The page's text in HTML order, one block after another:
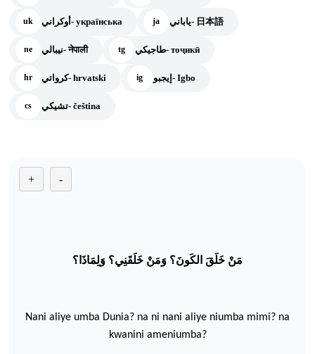
uk أوكراني- українська ja ياباني- 日本語
ne نيبالي- नेपाली tg طاجيكي- тоҷикӣ
hr كرواتي- hrvatski ig إيجبو- Igbo
cs تشيكي- čeština
+ -
مَنْ خَلَقَ الكَونَ؟ وَمَنْ خَلَقَنِي؟ وَلِمَاذَا؟
Nani aliye umba Dunia? na ni nani aliye niumba mimi? na
kwanini ameniumba?